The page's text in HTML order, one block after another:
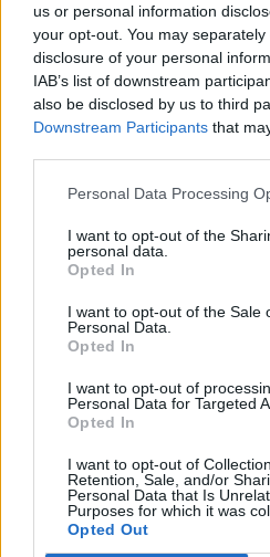
us or personal information
your opt-out. You may
disclosure of your personal
IAB’s list of downstream
also be disclosed by us to third
Downstream Participants that
Personal Data Processing
I want to opt-out of the
personal data.
Opted In
I want to opt-out of the Sale
Personal Data.
Opted In
I want to opt-out of
Personal Data for Targeted
Opted In
I want to opt-out of
Retention, Sale, and/or
Personal Data that Is
Purposes for which it was
Opted Out
– Razlikuju ribe kao vrstu
(vuk, medved, konj), ali ne i
panda/grizli ili konj – poni/
koja je i postavila zadatak,
A ako se ne priznaju vrste riba,
odgovor može da bude –šaba,